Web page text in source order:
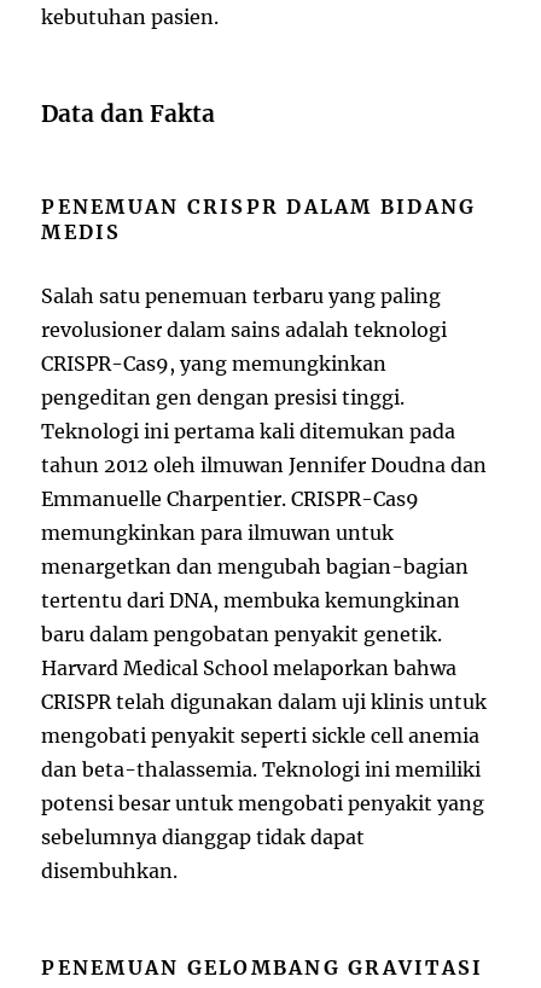
kebutuhan pasien.
Data dan Fakta
PENEMUAN CRISPR DALAM BIDANG
MEDIS
Salah satu penemuan terbaru yang paling
revolusioner dalam sains adalah teknologi
CRISPR-Cas9, yang memungkinkan
pengeditan gen dengan presisi tinggi.
Teknologi ini pertama kali ditemukan pada
tahun 2012 oleh ilmuwan Jennifer Doudna dan
Emmanuelle Charpentier. CRISPR-Cas9
memungkinkan para ilmuwan untuk
menargetkan dan mengubah bagian-bagian
tertentu dari DNA, membuka kemungkinan
baru dalam pengobatan penyakit genetik.
Harvard Medical School melaporkan bahwa
CRISPR telah digunakan dalam uji klinis untuk
mengobati penyakit seperti sickle cell anemia
dan beta-thalassemia. Teknologi ini memiliki
potensi besar untuk mengobati penyakit yang
sebelumnya dianggap tidak dapat
disembuhkan.
PENEMUAN GELOMBANG GRAVITASI